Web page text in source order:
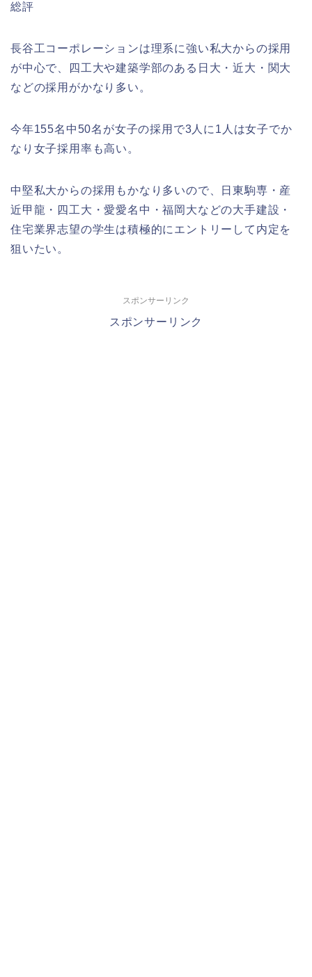
総評
長谷工コーポレーションは理系に強い私大からの採用
が中心で、四工大や建築学部のある日大・近大・関大
などの採用がかなり多い。
今年155名中50名が女子の採用で3人に1人は女子でか
なり女子採用率も高い。
中堅私大からの採用もかなり多いので、日東駒専・産
近甲龍・四工大・愛愛名中・福岡大などの大手建設・
住宅業界志望の学生は積極的にエントリーして内定を
狙いたい。
スポンサーリンク
スポンサーリンク